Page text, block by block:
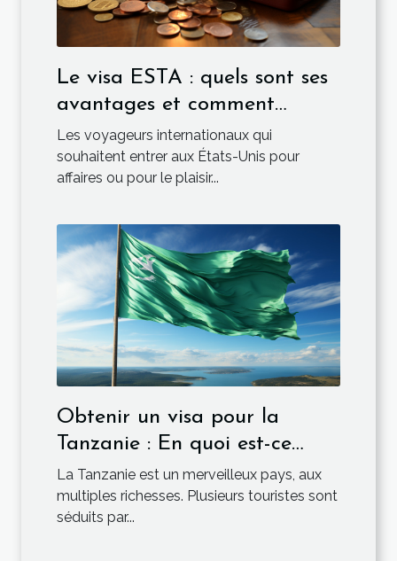
Le visa ESTA : quels sont ses
avantages et comment
l’obtenir ?
Les voyageurs internationaux qui
souhaitent entrer aux États-Unis pour
affaires ou pour le plaisir...
Obtenir un visa pour la
Tanzanie : En quoi est-ce
obligatoire ?
La Tanzanie est un merveilleux pays, aux
multiples richesses. Plusieurs touristes sont
séduits par...